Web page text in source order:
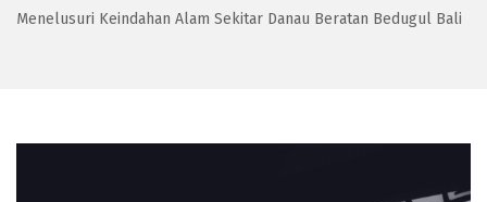
Menelusuri Keindahan Alam Sekitar Danau Beratan Bedugul Bali